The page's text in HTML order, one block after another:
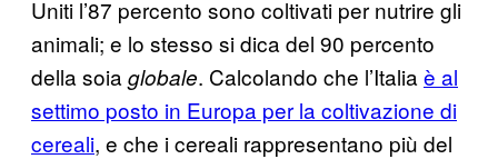
Uniti l’87 percento sono coltivati per nutrire gli
animali; e lo stesso si dica del 90 percento
della soia globale. Calcolando che l’Italia è al
settimo posto in Europa per la coltivazione di
cereali, e che i cereali rappresentano più del